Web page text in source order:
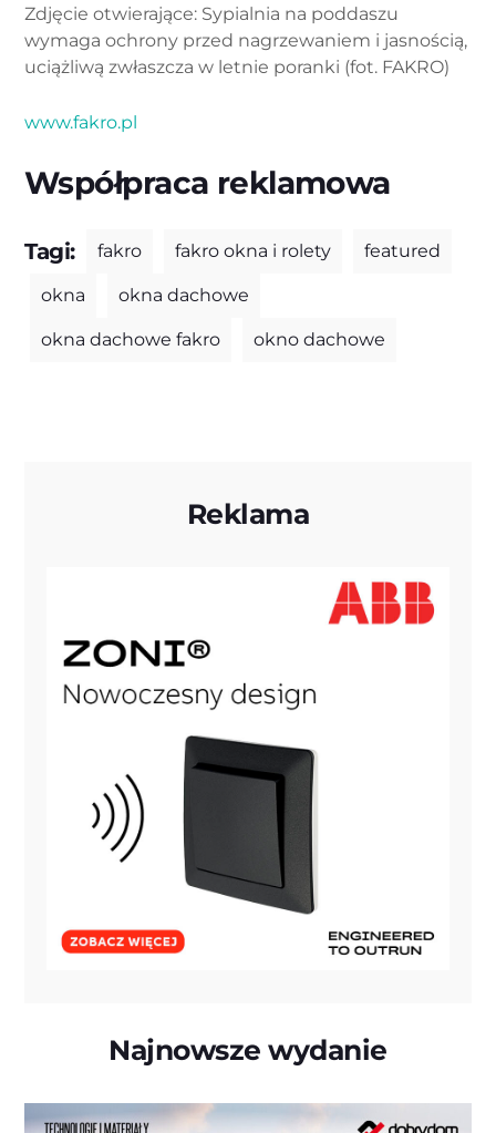
Zdjęcie otwierające: Sypialnia na poddaszu
wymaga ochrony przed nagrzewaniem i jasnością,
uciążliwą zwłaszcza w letnie poranki (fot. FAKRO)
www.fakro.pl
Współpraca reklamowa
Tagi: fakro fakro okna i rolety featured
okna okna dachowe
okna dachowe fakro okno dachowe
Reklama
Najnowsze wydanie